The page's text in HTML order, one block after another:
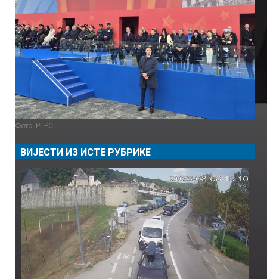
Фото: РТРС
ВИЈЕСТИ ИЗ ИСТЕ РУБРИКЕ